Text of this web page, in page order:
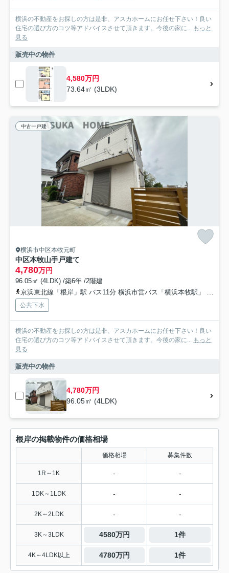
横浜の不動産をお探しの方は是非、アスカホームにお任せ下さい！良い
住宅の選び方のコツ等アドバイスさせて頂きます。今後の家に... もっと
見る
販売中の物件
4,580万円
73.64㎡ (3LDK)
中古一戸建
横浜市中区本牧元町
中区本牧山手戸建て
4,780万円
96.05㎡ (4LDK) /築6年 /2階建
京浜東北線「根岸」駅 バス11分 横浜市営バス「横浜本牧駅」 停歩6分
公共下水
横浜の不動産をお探しの方は是非、アスカホームにお任せ下さい！良い
住宅の選び方のコツ等アドバイスさせて頂きます。今後の家に... もっと
見る
販売中の物件
4,780万円
96.05㎡ (4LDK)
根岸の掲載物件の価格相場
価格相場 募集件数
1R～1K - -
1DK～1LDK - -
2K～2LDK - -
3K～3LDK 4580万円 1件
4K～4LDK以上 4780万円 1件